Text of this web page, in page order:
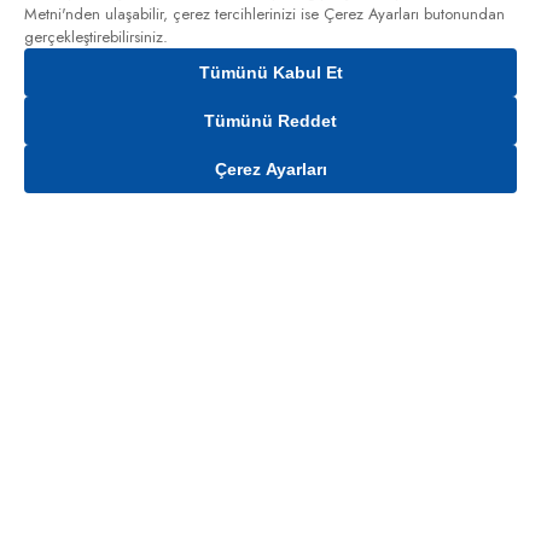
Sepete Ekle
Metni'nden ulaşabilir, çerez tercihlerinizi ise Çerez Ayarları butonundan
gerçekleştirebilirsiniz.
Tümünü Kabul Et
Tümünü Reddet
Çerez Ayarları